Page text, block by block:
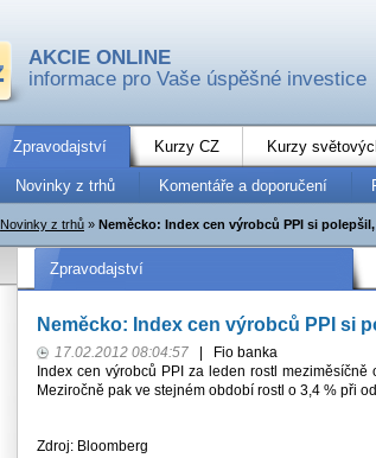
AKCIE ONLINE
informace pro Vaše úspěšné investice
Zpravodajství Kurzy CZ Kurzy
Novinky z trhů Komentáře a doporučení
Novinky z trhů » Neměcko: Index cen výrobců PPI si
Zpravodajství
Neměcko: Index cen výrobců PPI si
17.02.2012 08:04:57
Fio banka
Index cen výrobců PPI za leden rostl
Meziročně pak ve stejném období rostl o 3,4 % při
Zdroj: Bloomberg